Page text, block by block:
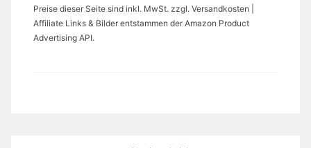
Preise dieser Seite sind inkl. MwSt. zzgl. Versandkosten |
Affiliate Links & Bilder entstammen der Amazon Product
Advertising API.